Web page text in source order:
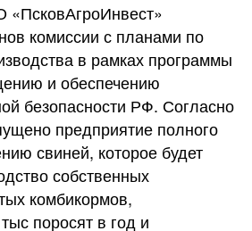
комиссии с планами по
в рамках программы
и обеспечению
безопасности РФ. Согласно
предприятие полного
свиней, которое будет
собственных
комбикормов,
поросят в год и